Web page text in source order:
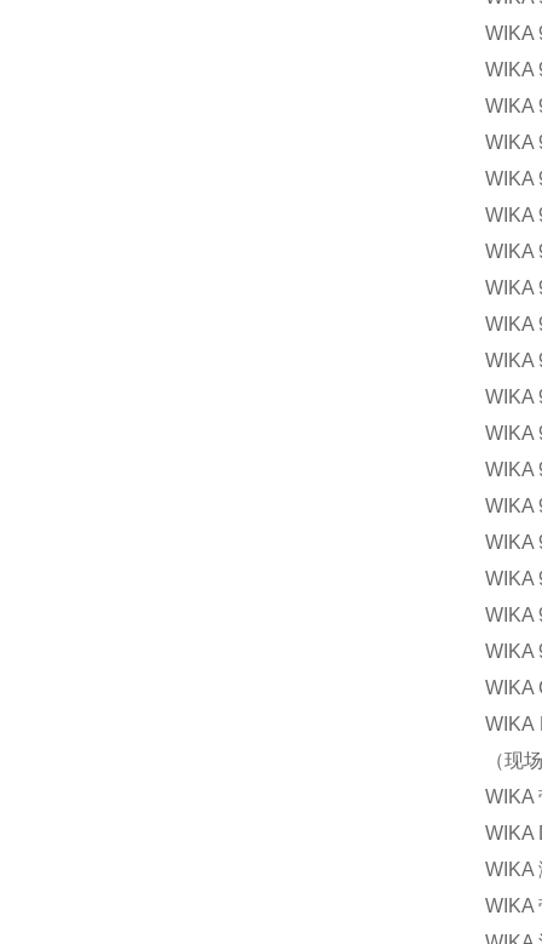
WIKA
WIKA
WIKA
WIKA
WIKA
WIKA
WIKA
WIKA
WIKA
WIKA
WIKA
WIKA
WIKA
WIKA
WIKA
WIKA
WIKA
WIKA
WIKA
WIKA
（现
WIKA
WIKA
WIKA
WIKA